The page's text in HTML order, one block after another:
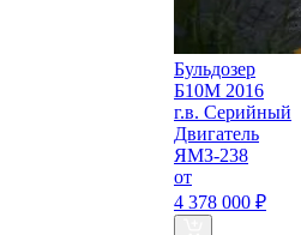
Бульдозер
Б10М 2016
г.в. Серийный
Двигатель
ЯМЗ-238
от
4 378 000 ₽